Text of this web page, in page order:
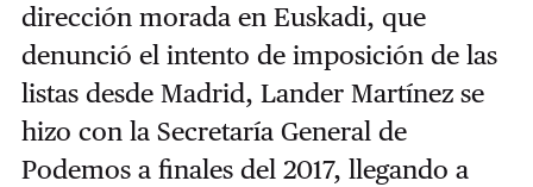
dirección morada en Euskadi, que
denunció el intento de imposición de las
listas desde Madrid, Lander Martínez se
hizo con la Secretaría General de
Podemos a finales del 2017, llegando a